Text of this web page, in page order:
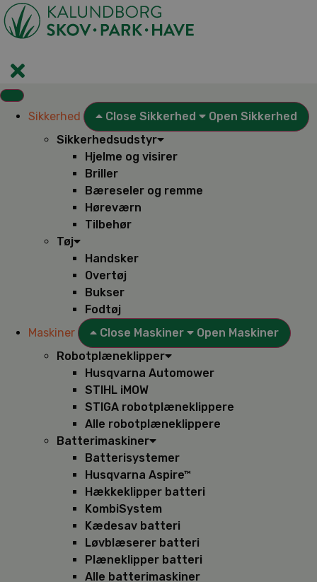
Videre
til
indhold
Sikkerhed Close Sikkerhed
Open Sikkerhed
Sikkerhedsudstyr
Hjelme og visirer
Briller
Bæreseler og remme
Høreværn
Tilbehør
Tøj
Handsker
Overtøj
Bukser
Fodtøj
Maskiner
Close Maskiner
Open Maskiner
Robotplæneklipper
Husqvarna Automower
STIHL iMOW
STIGA robotplæneklippere
Alle robotplæneklippere
Batterimaskiner
Batterisystemer
Husqvarna Aspire™
Hækkeklipper batteri
KombiSystem
Kædesav batteri
Løvblæserer batteri
Plæneklipper batteri
Alle batterimaskiner